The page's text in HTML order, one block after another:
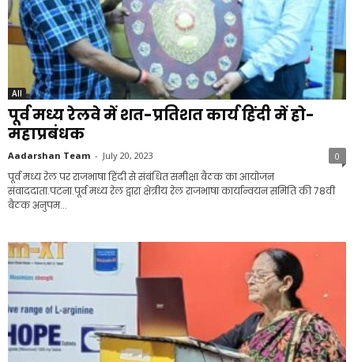
All
पूर्व मध्य रेलवे में शत-प्रतिशत कार्य हिंदी में हो-
महाप्रबंधक
Aadarshan Team - July 20, 2023 0
पूर्व मध्य रेल पर राजभाषा हिंदी से संबंधित समीक्षा बैठक का आयोजन
संवाददाता.पटना.पूर्व मध्य रेल द्वारा क्षेत्रीय रेल राजभाषा कार्यान्वयन समिति की 78वीं
बैठक अनुपम...